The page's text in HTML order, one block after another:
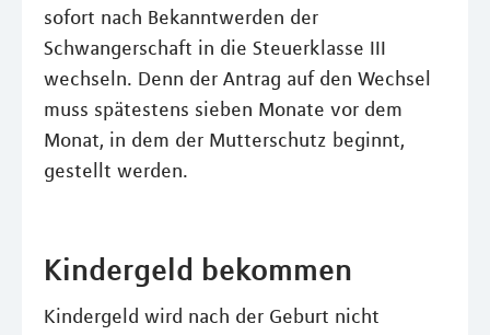
sofort nach Bekanntwerden der
Schwangerschaft in die Steuerklasse III
wechseln. Denn der Antrag auf den Wechsel
muss spätestens sieben Monate vor dem
Monat, in dem der Mutterschutz beginnt,
gestellt werden.
Kindergeld bekommen
Kindergeld wird nach der Geburt nicht